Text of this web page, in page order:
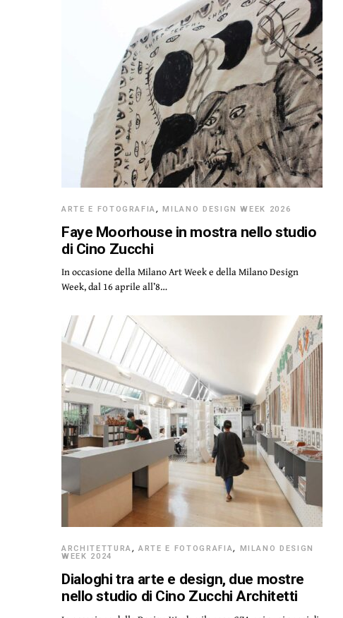
ARTE E FOTOGRAFIA,MILANO DESIGN WEEK 2026
Faye Moorhouse in mostra nello studio
di Cino Zucchi
In occasione della Milano Art Week e della Milano Design
Week, dal 16 aprile all’8…
ARCHITETTURA,ARTE E FOTOGRAFIA, MILANO DESIGN
WEEK 2024
Dialoghi tra arte e design, due mostre
nello studio di Cino Zucchi Architetti